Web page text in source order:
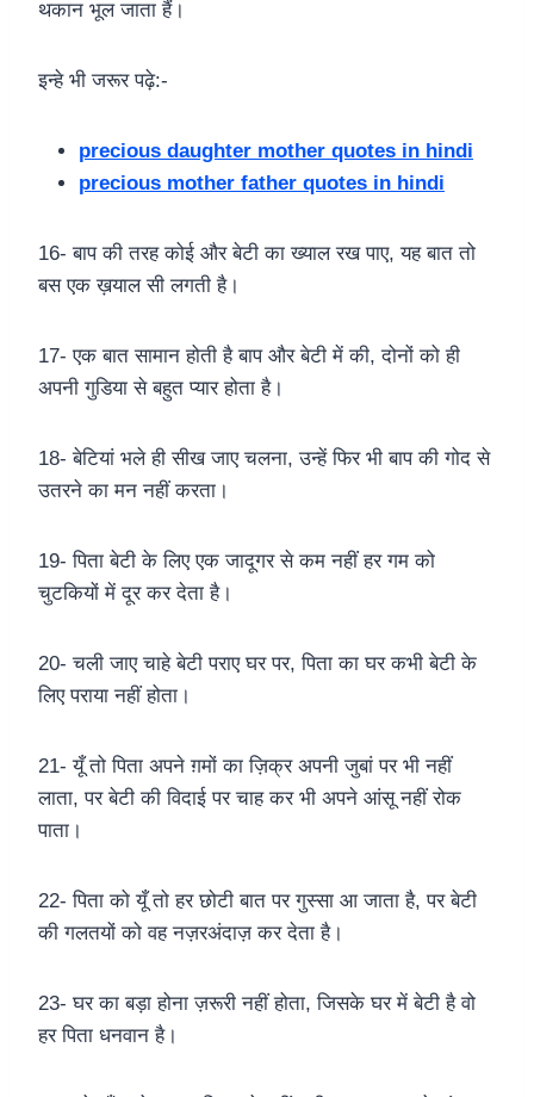
थकान भूल जाता हैं।
इन्हे भी जरूर पढ़े:-
precious daughter mother quotes in hindi
precious mother father quotes in hindi
16- बाप की तरह कोई और बेटी का ख्याल रख पाए, यह बात तो
बस एक ख़याल सी लगती है।
17- एक बात सामान होती है बाप और बेटी में की, दोनों को ही
अपनी गुडिया से बहुत प्यार होता है।
18- बेटियां भले ही सीख जाए चलना, उन्हें फिर भी बाप की गोद से
उतरने का मन नहीं करता।
19- पिता बेटी के लिए एक जादूगर से कम नहीं हर गम को
चुटकियों में दूर कर देता है।
20- चली जाए चाहे बेटी पराए घर पर, पिता का घर कभी बेटी के
लिए पराया नहीं होता।
21- यूँ तो पिता अपने ग़मों का ज़िक्र अपनी जुबां पर भी नहीं
लाता, पर बेटी की विदाई पर चाह कर भी अपने आंसू नहीं रोक
पाता।
22- पिता को यूँ तो हर छोटी बात पर गुस्सा आ जाता है, पर बेटी
की गलतयों को वह नज़रअंदाज़ कर देता है।
23- घर का बड़ा होना ज़रूरी नहीं होता, जिसके घर में बेटी है वो
हर पिता धनवान है।